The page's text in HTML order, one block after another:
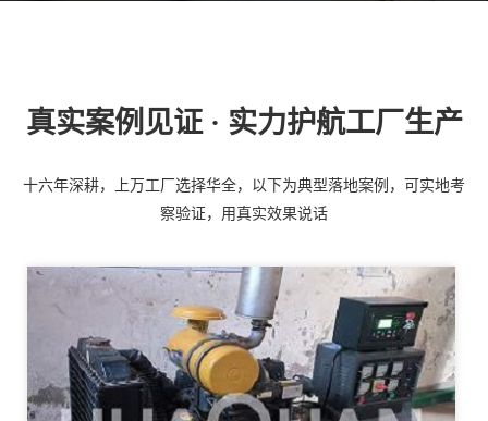
真实案例见证 · 实力护航工厂生产
十六年深耕，上万工厂选择华全，以下为典型落地案例，可实地考
察验证，用真实效果说话